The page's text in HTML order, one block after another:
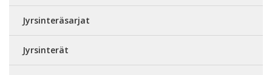
Jyrsinteräsarjat
Jyrsinterät